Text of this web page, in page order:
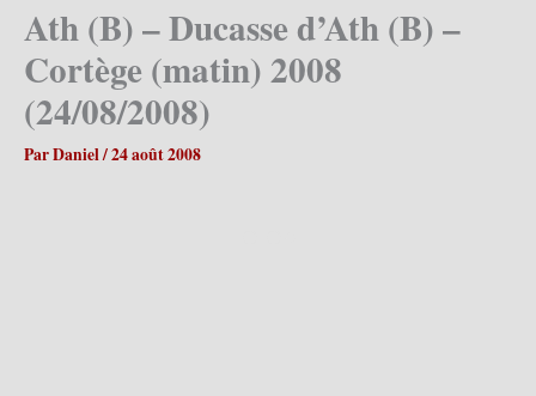
Ath (B) – Ducasse d’Ath (B) –
Cortège (matin) 2008
(24/08/2008)
ParDaniel/24 août 2008